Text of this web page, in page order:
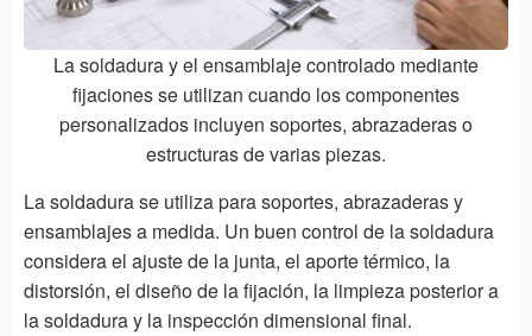
La soldadura y el ensamblaje controlado mediante
fijaciones se utilizan cuando los componentes
personalizados incluyen soportes, abrazaderas o
estructuras de varias piezas.
La soldadura se utiliza para soportes, abrazaderas y
ensamblajes a medida. Un buen control de la soldadura
considera el ajuste de la junta, el aporte térmico, la
distorsión, el diseño de la fijación, la limpieza posterior a
la soldadura y la inspección dimensional final.